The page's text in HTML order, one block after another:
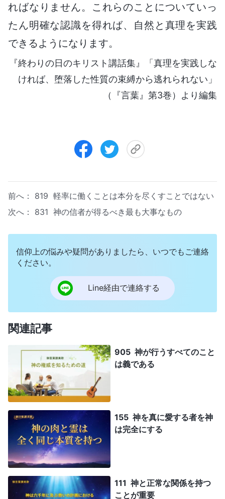
ればなりません。これらのことについていっ
たん明確な認識を得れば、自然と真理を実践
できるようになります。
『終わりの日のキリスト講話集』「真理を実践しな
ければ、堕落した性質の束縛から逃れられない」
（『言葉』第3巻）より編集
前へ： 819 軽率に働くことは本分を尽くすことではない
次へ： 831 神の信者が得るべき最も大事なもの
信仰上の悩みや疑問がありましたら、いつでもご連絡
ください。
Line経由で連絡する
関連記事
905 神が行うすべてのこと
は義である
155 神を真に愛する者を神
は完全にする
111 神と正常な関係を持つ
ことが重要